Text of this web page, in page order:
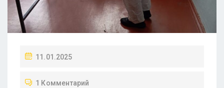
11.01.2025
1 Комментарий